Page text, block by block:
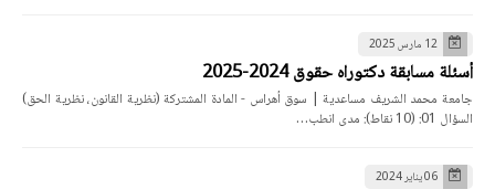
12 مارس 2025
أسئلة مسابقة دكتوراه حقوق 2024-2025
جامعة محمد الشريف مساعدية | سوق أهراس - المادة المشتركة (نظرية القانون، نظرية الحق)
السؤال 01: (10 نقاط): مدى انطب…
06 يناير 2024